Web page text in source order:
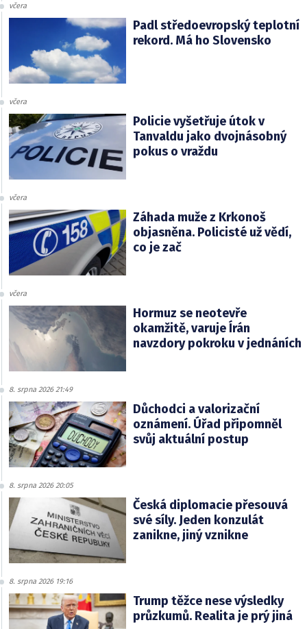
včera
Padl středoevropský teplotní
rekord. Má ho Slovensko
včera
Policie vyšetřuje útok v
Tanvaldu jako dvojnásobný
pokus o vraždu
včera
Záhada muže z Krkonoš
objasněna. Policisté už vědí,
co je zač
včera
Hormuz se neotevře
okamžitě, varuje Írán
navzdory pokroku v jednáních
8. srpna 2026 21:49
Důchodci a valorizační
oznámení. Úřad připomněl
svůj aktuální postup
8. srpna 2026 20:05
Česká diplomacie přesouvá
své síly. Jeden konzulát
zanikne, jiný vznikne
8. srpna 2026 19:16
Trump těžce nese výsledky
průzkumů. Realita je prý jiná